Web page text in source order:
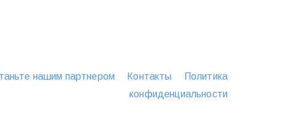
нашим партнером Контакты
Политика
конфиденциальности